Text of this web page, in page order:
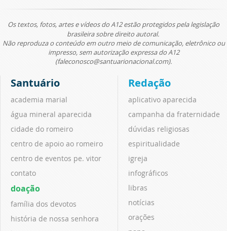
Os textos, fotos, artes e vídeos do A12 estão protegidos pela legislação
brasileira sobre direito autoral.
Não reproduza o conteúdo em outro meio de comunicação, eletrônico ou
impresso, sem autorização expressa do A12
(faleconosco@santuarionacional.com).
Santuário
academia marial
água mineral aparecida
cidade do romeiro
centro de apoio ao romeiro
centro de eventos pe. vitor
contato
doação
família dos devotos
história de nossa senhora
Redação
aplicativo aparecida
campanha da fraternidade
dúvidas religiosas
espiritualidade
igreja
infográficos
libras
notícias
orações